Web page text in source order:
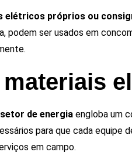
elétricos próprios ou
podem ser usados em
materiais
de energia engloba um
para que cada equipe
em campo.